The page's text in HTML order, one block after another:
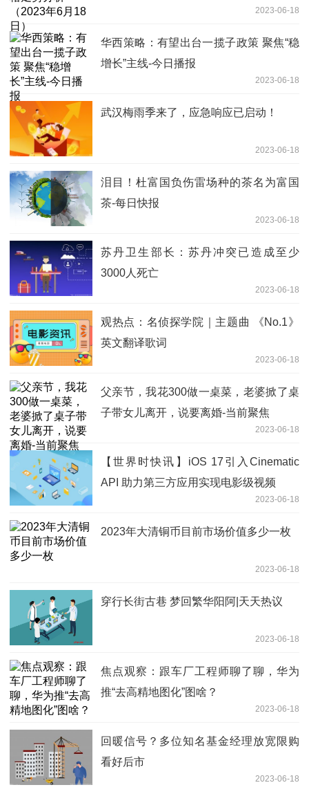
2023-06-18
华西策略：有望出台一揽子政策 聚焦“稳
增长”主线-今日播报
2023-06-18
武汉梅雨季来了，应急响应已启动！
2023-06-18
泪目！杜富国负伤雷场种的茶名为富国
茶-每日快报
2023-06-18
苏丹卫生部长：苏丹冲突已造成至少
3000人死亡
2023-06-18
观热点：名侦探学院｜主题曲 《No.1》
英文翻译歌词
2023-06-18
父亲节，我花300做一桌菜，老婆掀了桌
子带女儿离开，说要离婚-当前聚焦
2023-06-18
【世界时快讯】iOS 17引入Cinematic
API 助力第三方应用实现电影级视频
2023-06-18
2023年大清铜币目前市场价值多少一枚
2023-06-18
穿行长街古巷 梦回繁华阳阿|天天热议
2023-06-18
焦点观察：跟车厂工程师聊了聊，华为
推“去高精地图化”图啥？
2023-06-18
回暖信号？多位知名基金经理放宽限购
看好后市
2023-06-18